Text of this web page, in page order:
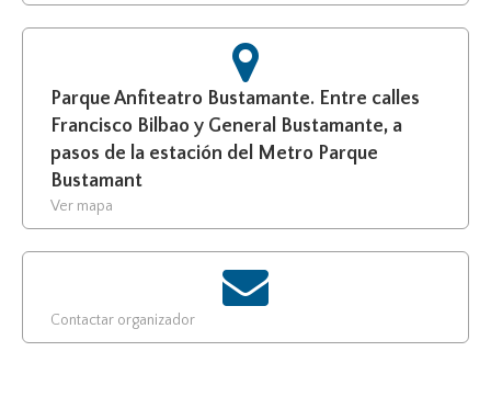
Parque Anfiteatro Bustamante. Entre calles
Francisco Bilbao y General Bustamante, a
pasos de la estación del Metro Parque
Bustamant
Ver mapa
Contactar organizador